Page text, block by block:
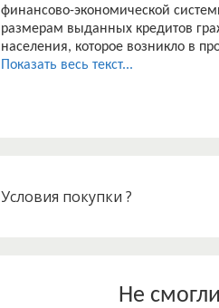
финансово-экономической
размерам выданных кредитов
населения, которое возникло в
банки РФ перед необходимостью
большое количество видов
развития нации. Поэтому
банковской системы и
контролируемый рост
Показать весь текст...
Условия покупки ?
Не